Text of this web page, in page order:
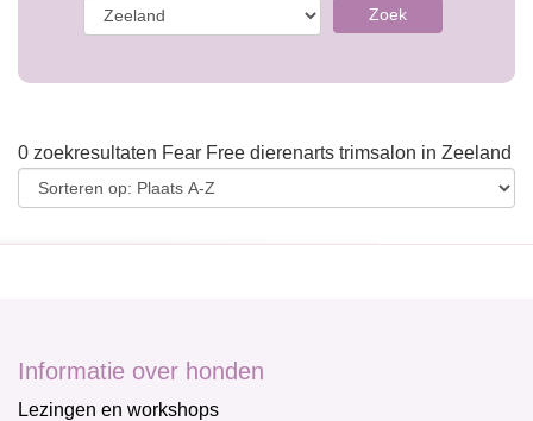
Zoek
0 zoekresultaten Fear Free dierenarts trimsalon in Zeeland
Informatie over honden
Lezingen en workshops